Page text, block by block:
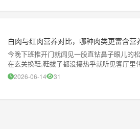
白肉与红肉营养对比，哪种肉类更富含营
今晚下班推开门就闻见一股直钻鼻子眼儿
在玄关换鞋,鞋拔子都没攥热乎就听见客厅
五花!」话音未落,咱家
2026-06-14 31